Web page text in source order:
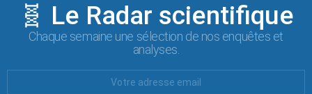
🧬 Le Radar scientifique
Chaque semaine une sélection de nos enquêtes et
analyses.